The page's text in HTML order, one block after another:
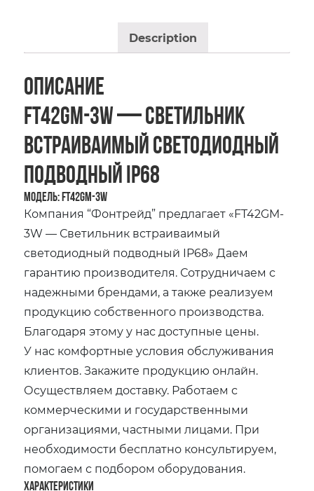
Description
Описание
FT42GM-3W — Светильник
встраиваимый светодиодный
подводный IP68
Модель: FT42GM-3W
Компания “Фонтрейд” предлагает «FT42GM-
3W — Светильник встраиваимый
светодиодный подводный IP68» Даем
гарантию производителя. Сотрудничаем с
надежными брендами, а также реализуем
продукцию собственного производства.
Благодаря этому у нас доступные цены.
У нас комфортные условия обслуживания
клиентов. Закажите продукцию онлайн.
Осуществляем доставку. Работаем с
коммерческими и государственными
организациями, частными лицами. При
необходимости бесплатно консультируем,
помогаем с подбором оборудования.
Характеристики